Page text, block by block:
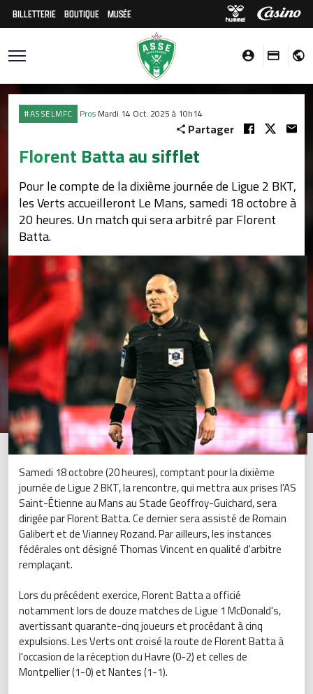
BILLETTERIE BOUTIQUE MUSÉE
#ASSELMFC Pros Mardi 14 Oct. 2025 à 10h14
Partager
Florent Batta au sifflet
Pour le compte de la dixième journée de Ligue 2 BKT,
les Verts accueilleront Le Mans, samedi 18 octobre à
20 heures. Un match qui sera arbitré par Florent
Batta.
Samedi 18 octobre (20 heures), comptant pour la dixième
journée de Ligue 2 BKT, la rencontre, qui mettra aux prises l'AS
Saint-Étienne au Mans au Stade Geoffroy-Guichard, sera
dirigée par Florent Batta. Ce dernier sera assisté de Romain
Galibert et de Vianney Rozand. Par ailleurs, les instances
fédérales ont désigné Thomas Vincent en qualité d'arbitre
remplaçant.
Lors du précédent exercice, Florent Batta a officié
notamment lors de douze matches de Ligue 1 McDonald's,
avertissant quarante-cinq joueurs et procédant à cinq
expulsions. Les Verts ont croisé la route de Florent Batta à
l'occasion de la réception du Havre (0-2) et celles de
Montpellier (1-0) et Nantes (1-1).